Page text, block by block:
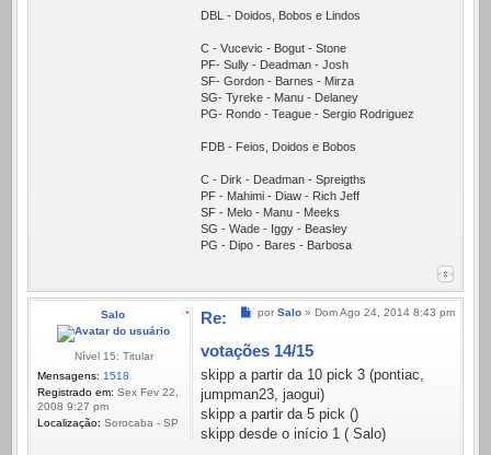
DBL - Doidos, Bobos e Lindos
C - Vucevic - Bogut - Stone
PF- Sully - Deadman - Josh
SF- Gordon - Barnes - Mirza
SG- Tyreke - Manu - Delaney
PG- Rondo - Teague - Sergio Rodriguez
FDB - Feios, Doidos e Bobos
C - Dirk - Deadman - Spreigths
PF - Mahimi - Diaw - Rich Jeff
SF - Melo - Manu - Meeks
SG - Wade - Iggy - Beasley
PG - Dipo - Bares - Barbosa
Salo
Nível 15: Titular
Mensagens: 1518
Registrado em: Sex Fev 22,
2008 9:27 pm
Localização: Sorocaba - SP
Mensagem
por Salo » Dom Ago 24, 2014 8:43 pm
Re:
votações 14/15
skipp a partir da 10 pick 3 (pontiac,
jumpman23, jaogui)
skipp a partir da 5 pick ()
skipp desde o início 1 ( Salo)